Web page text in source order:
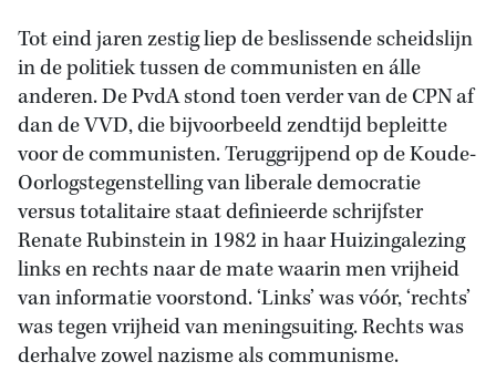
Tot eind jaren zestig liep de beslissende scheidslijn
in de politiek tussen de communisten en álle
anderen. De PvdA stond toen verder van de CPN af
dan de VVD, die bijvoorbeeld zendtijd bepleitte
voor de communisten. Teruggrijpend op de Koude-
Oorlogstegenstelling van liberale democratie
versus totalitaire staat definieerde schrijfster
Renate Rubinstein in 1982 in haar Huizingalezing
links en rechts naar de mate waarin men vrijheid
van informatie voorstond. ‘Links’ was vóór, ‘rechts’
was tegen vrijheid van meningsuiting. Rechts was
derhalve zowel nazisme als communisme.